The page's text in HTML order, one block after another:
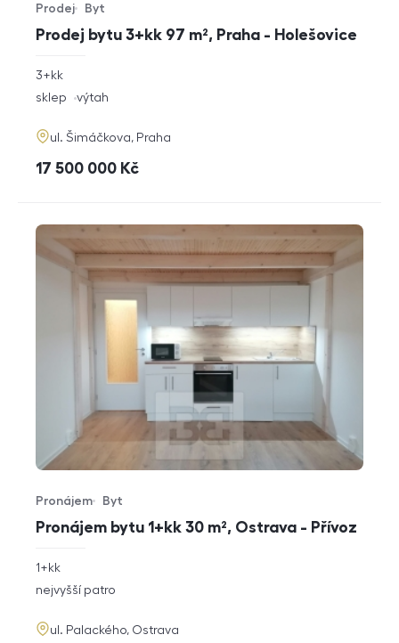
Prodej bytu 3+kk 97 m², Praha - Holešovice
Typ nabídky
Prodej
Typ nemovitosti
Byt
rozměry
dispozice
3+kk
funkce
sklep výtah
adresa
ul. Šimáčkova, Praha
cena
17 500 000 Kč
Pronájem bytu 1+kk 30 m², Ostrava - Přívoz
Typ nabídky
Pronájem
Typ nemovitosti
Byt
rozměry
dispozice
1+kk
funkce
nejvyšší patro
adresa
ul. Palackého, Ostrava